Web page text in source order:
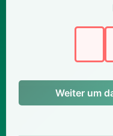
Weiter um